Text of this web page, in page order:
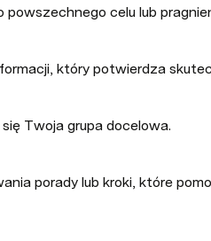
powszechnego celu lub
który potwierdza
Twoja grupa docelowa.
porady lub kroki, które